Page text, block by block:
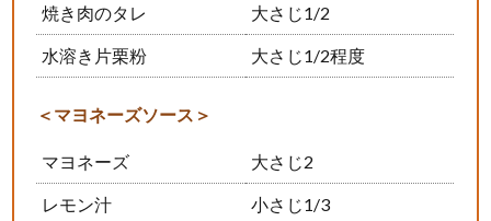
焼き肉のタレ 大さじ1/2
水溶き片栗粉 大さじ1/2程度
＜マヨネーズソース＞
マヨネーズ 大さじ2
レモン汁 小さじ1/3